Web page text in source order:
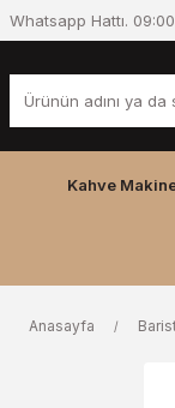
Whatsapp Hattı.
Kahve
Anasayfa